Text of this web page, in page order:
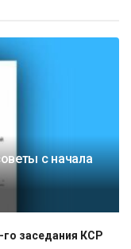
с начала
го заседания КСР